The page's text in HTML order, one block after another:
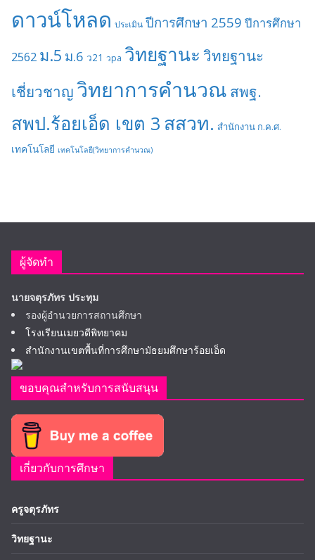
ดาวน์โหลด ประเมิน ปีการศึกษา 2559 ปีการศึกษา
2562 ม.5 ม.6 ว21 วpa วิทยฐานะ วิทยฐานะ
เชี่ยวชาญวิทยาการคำนวณ สพฐ.
สพป.ร้อยเอ็ด เขต 3 สสวท. สำนักงาน ก.ค.ศ.
เทคโนโลยี เทคโนโลยี(วิทยาการคำนวณ)
ผู้จัดทำ
นายจตุรภัทร ประทุม
รองผู้อำนวยการสถานศึกษา
โรงเรียนเมยวดีพิทยาคม
สำนักงานเขตพื้นที่การศึกษามัธยมศึกษาร้อยเอ็ด
ขอบคุณสำหรับการสนับสนุน
เกี่ยวกับการศึกษา
ครูจตุรภัทร
วิทยฐานะ